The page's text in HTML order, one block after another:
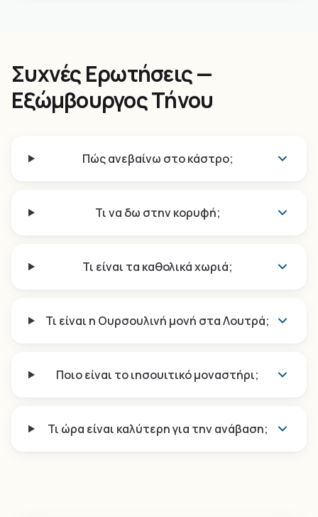
Συχνές Ερωτήσεις —
Εξώμβουργος Τήνου
Πώς ανεβαίνω στο κάστρο;
Τι να δω στην κορυφή;
Τι είναι τα καθολικά χωριά;
Τι είναι η Ουρσουλινή μονή στα Λουτρά;
Ποιο είναι το ιησουιτικό μοναστήρι;
Τι ώρα είναι καλύτερη για την ανάβαση;